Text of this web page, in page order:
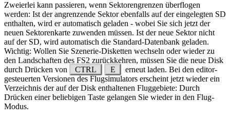
Zweierlei kann passieren, wenn Sektorengrenzen überflogen
werden: Ist der angrenzende Sektor ebenfalls auf der eingelegten SD
enthalten, wird er automatisch geladen - wobei Sie sich jetzt der
neuen Sektorenkarte zuwenden müssen. Ist der neue Sektor nicht
auf der SD, wird automatisch die Standard-Datenbank geladen.
Wichtig: Wollen Sie Szenerie-Disketten wechseln oder wieder zu
den Landschaften des FS2 zurückkehren, müssen Sie die neue Disk
durch Drücken von
CTRL E
erneut laden. Bei den editor-
gesteuerten Versionen des Flugsimulators erscheint jetzt wieder ein
Verzeichnis der auf der Disk enthaltenen Fluggebiete: Durch
Drücken einer beliebigen Taste gelangen Sie wieder in den Flug-
Modus.